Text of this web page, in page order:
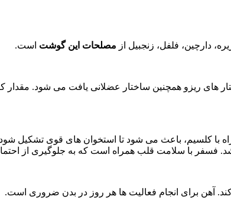
دارچین، فلفل، زنجبیل از مصلحات این گوشت است.
های ریزو همچنین ساختار عضلانی یافت می شود.
کلسیم، باعث می شود تا استخوان های قوی تشکیل
فسفر با سلامت قلب همراه است که به جلوگیری از
آهن برای انجام فعالیت ها هر روز در بدن ضروری است.